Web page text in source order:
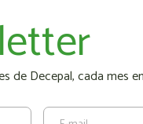
de Decepal, cada mes